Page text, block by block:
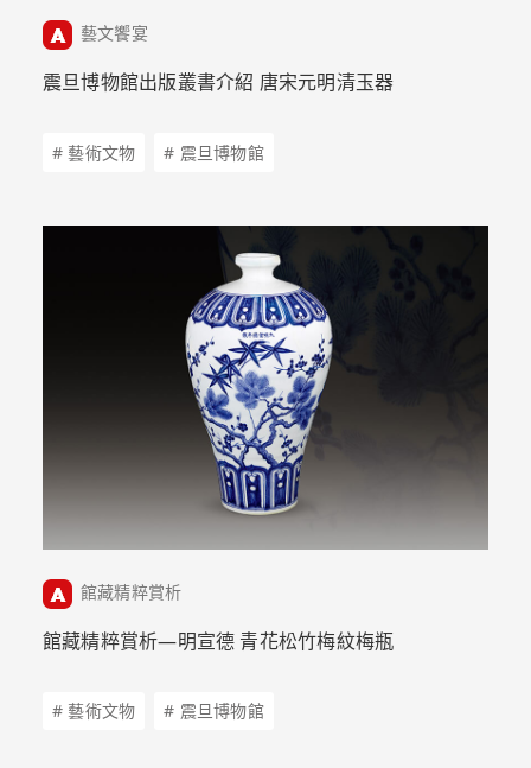
藝文饗宴
震旦博物館出版叢書介紹 唐宋元明清玉器
# 藝術文物 # 震旦博物館
館藏精粹賞析
館藏精粹賞析—明宣德 青花松竹梅紋梅瓶
# 藝術文物 # 震旦博物館